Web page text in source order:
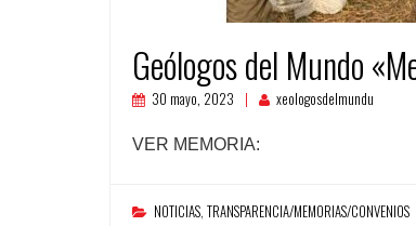
Geólogos del Mundo
30 mayo, 2023 xeologosdelmundu
VER MEMORIA:
NOTICIAS, TRANSPARENCIA/MEMORIAS/CONVENIOS